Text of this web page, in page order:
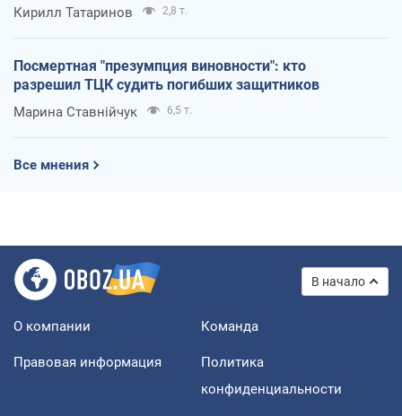
Кирилл Татаринов 2,8 т.
Посмертная "презумпция виновности": кто
разрешил ТЦК судить погибших защитников
Марина Ставнійчук 6,5 т.
Все мнения
В начало
О компании Команда
Правовая информация
Политика
конфиденциальности